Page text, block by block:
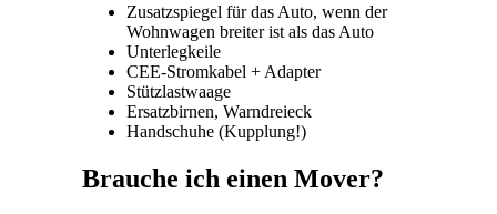
Zusatzspiegel für das Auto, wenn der
Wohnwagen breiter ist als das Auto
Unterlegkeile
CEE-Stromkabel + Adapter
Stützlastwaage
Ersatzbirnen, Warndreieck
Handschuhe (Kupplung!)
Brauche ich einen Mover?